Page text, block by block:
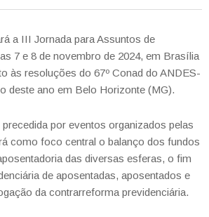
a III Jornada para Assuntos de
7 e 8 de novembro de 2024, em Brasília
às resoluções do 67º Conad do ANDES-
deste ano em Belo Horizonte (MG).
por eventos organizados pelas
como foco central o balanço dos fundos
das diversas esferas, o fim
de aposentadas, aposentados e
da contrarreforma previdenciária.